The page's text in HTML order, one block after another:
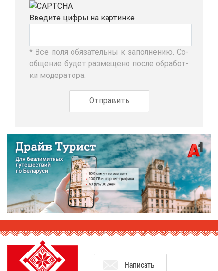
Вве­ди­те циф­ры на кар­тин­ке
* Все по­ля обя­за­тель­ны к за­пол­не­нию. Со­
об­ще­ние бу­дет раз­ме­ще­но по­сле об­ра­бот­
ки мо­де­ра­то­ра.
На­пи­сать